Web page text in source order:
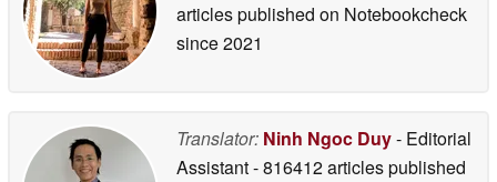
articles published on Notebookcheck
since 2021
Translator: Ninh Ngoc Duy- Editorial
Assistant- 816412 articles published